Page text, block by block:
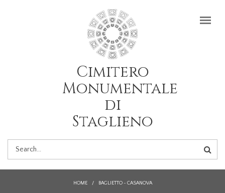
Cimitero
Monumentale
di
Staglieno
FORM
HOME / BAGLIETTO - CASANOVA